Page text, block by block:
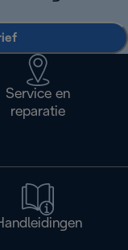
Service en
reparatie